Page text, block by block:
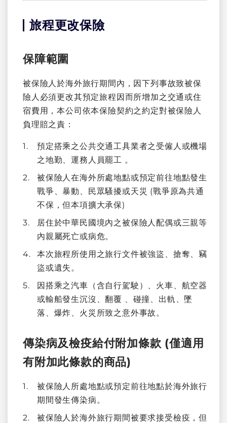
旅程更改保險
保障範圍
被保險人於海外旅行期間內，因下列事故致被保
險人必須更改其預定旅程因而所增加之交通或住
宿費用，本公司依本保險契約之約定對被保險人
負理賠之責：
預定搭乘之公共交通工具業者之受僱人或機場
之地勤、運務人員罷工 。
被保險人在海外所處地點或預定前往地點發生
戰爭、暴動、民眾騷擾或天災 (戰爭原為共通
不保，但本項擴大承保)
居住於中華民國境內之被保險人配偶或三親等
內親屬死亡或病危。
本次旅程所使用之旅行文件被強盜、搶奪、竊
盜或遺失。
因搭乘之汽車（含自行駕駛）、火車、航空器
或輸船發生沉沒、翻覆 、碰撞、出軌、墜
落、爆炸、火災所致之意外事故。
傳染病及檢疫給付附加條款 (僅適用
有附加此條款的商品)
被保險人所處地點或預定前往地點於海外旅行
期間發生傳染病。
被保險人於海外旅行期間被要求接受檢疫，但